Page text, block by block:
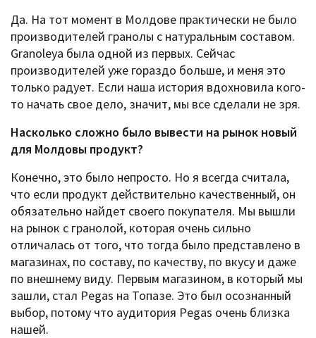
Да. На тот момент в Молдове практически не было
производителей гранолы с натуральным составом.
Granoleya была одной из первых. Сейчас
производителей уже гораздо больше, и меня это
только радует. Если наша история вдохновила кого-
то начать свое дело, значит, мы все сделали не зря.
Насколько сложно было вывести на рынок новый
для Молдовы продукт?
Конечно, это было непросто. Но я всегда считала,
что если продукт действительно качественный, он
обязательно найдет своего покупателя. Мы вышли
на рынок с гранолой, которая очень сильно
отличалась от того, что тогда было представлено в
магазинах, по составу, по качеству, по вкусу и даже
по внешнему виду. Первым магазином, в который мы
зашли, стал Pegas на Топазе. Это был осознанный
выбор, потому что аудитория Pegas очень близка
нашей.